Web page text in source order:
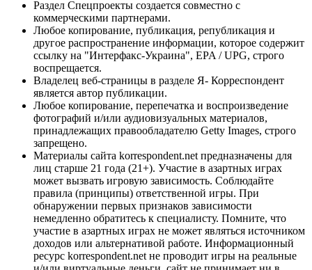
Раздел Спецпроекты создается совместно с
коммерческими партнерами.
Любое копирование, публикация, републикация и
другое распространение информации, которое содержит
ссылку на "Интерфакс-Украина", EPA / UPG, строго
воспрещается.
Владелец веб-страницы в разделе Я- Корреспондент
является автор публикации.
Любое копирование, перепечатка и воспроизведение
фотографий и/или аудиовизуальных материалов,
принадлежащих правообладателю Getty Images, строго
запрещено.
Материалы сайта korrespondent.net предназначены для
лиц старше 21 года (21+). Участие в азартных играх
может вызвать игровую зависимость. Соблюдайте
правила (принципы) ответственной игры. При
обнаружении первых признаков зависимости
немедленно обратитесь к специалисту. Помните, что
участие в азартных играх не может являться источником
доходов или альтернативой работе. Информационный
ресурс korrespondent.net не проводит игры на реальные